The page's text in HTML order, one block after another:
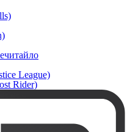
League)
Rider)